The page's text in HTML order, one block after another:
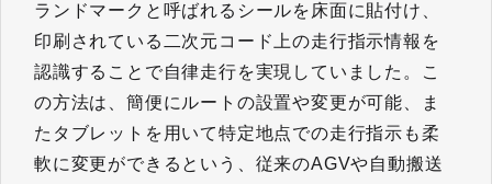
ランドマークと呼ばれるシールを床面に貼付け、
印刷されている二次元コード上の走行指示情報を
認識することで自律走行を実現していました。こ
の方法は、簡便にルートの設置や変更が可能、ま
たタブレットを用いて特定地点での走行指示も柔
軟に変更ができるという、従来のAGVや自動搬送